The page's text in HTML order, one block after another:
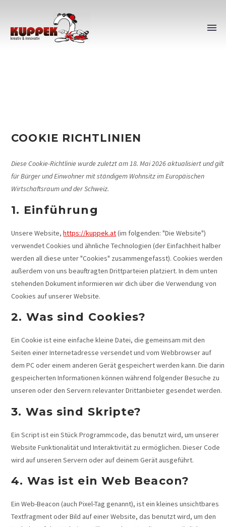
Home
COOKIE RICHTLINIEN
Diese Cookie-Richtlinie wurde zuletzt am 18. Mai 2026 aktualisiert und gilt
für Bürger und Einwohner mit ständigem Wohnsitz im Europäischen
Wirtschaftsraum und der Schweiz.
1. Einführung
Unsere Website,https://kuppek.at(im folgenden: "Die Website")
verwendet Cookies und ähnliche Technologien (der Einfachheit halber
werden all diese unter "Cookies" zusammengefasst). Cookies werden
außerdem von uns beauftragten Drittparteien platziert. In dem unten
stehenden Dokument informieren wir dich über die Verwendung von
Cookies auf unserer Website.
2. Was sind Cookies?
Ein Cookie ist eine einfache kleine Datei, die gemeinsam mit den
Seiten einer Internetadresse versendet und vom Webbrowser auf
dem PC oder einem anderen Gerät gespeichert werden kann. Die darin
gespeicherten Informationen können während folgender Besuche zu
unseren oder den Servern relevanter Drittanbieter gesendet werden.
3. Was sind Skripte?
Ein Script ist ein Stück Programmcode, das benutzt wird, um unserer
Website Funktionalität und Interaktivität zu ermöglichen. Dieser Code
wird auf unseren Servern oder auf deinem Gerät ausgeführt.
4. Was ist ein Web Beacon?
Ein Web-Beacon (auch Pixel-Tag genannt), ist ein kleines unsichtbares
Textfragment oder Bild auf einer Website, das benutzt wird, um den